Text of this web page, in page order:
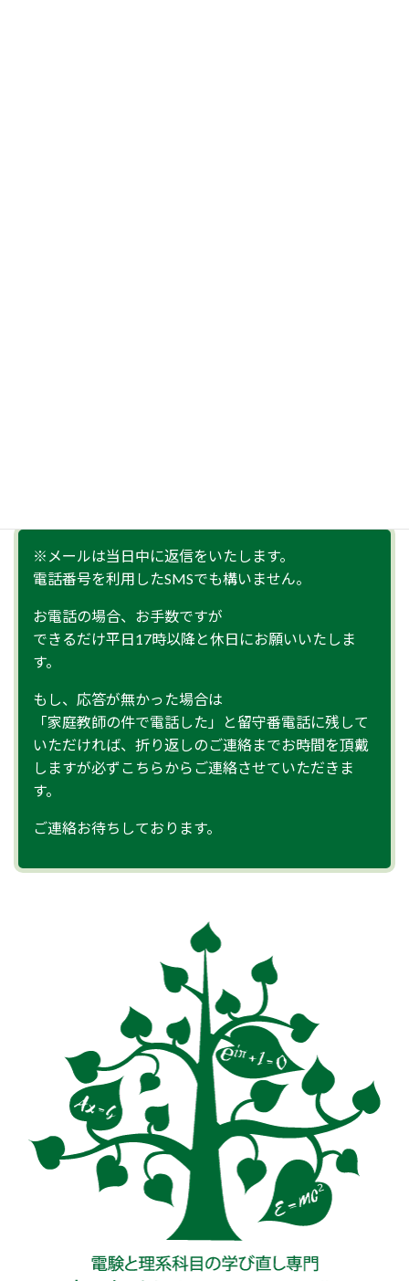
※メールは当日中に返信をいたします。
電話番号を利用したSMSでも構いません。
お電話の場合、お手数ですが
できるだけ平日17時以降と休日にお願いいたしま
す。
もし、応答が無かった場合は
「家庭教師の件で電話した」と留守番電話に残して
いただければ、折り返しのご連絡までお時間を頂戴
しますが必ずこちらからご連絡させていただきま
す。
ご連絡お待ちしております。